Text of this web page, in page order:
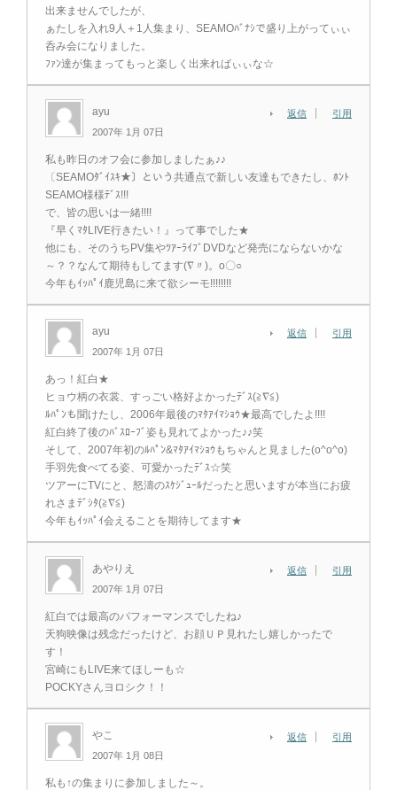
出来ませんでしたが、
ぁたしを入れ9人＋1人集まり、SEAMOﾊﾞﾅｼで盛り上がってぃぃ
呑み会になりました。
ﾌｧﾝ達が集まってもっと楽しく出来ればぃぃな☆
ayu
2007年 1月 07日
返信 引用
私も昨日のオフ会に参加しましたぁ♪♪
〔SEAMOﾀﾞｲｽｷ★〕という共通点で新しい友達もできたし、ﾎﾝﾄ
SEAMO様様ﾃﾞｽ!!!
で、皆の思いは一緒!!!!
『早くﾏﾀLIVE行きたい！』って事でした★
他にも、そのうちPV集やﾂｱｰﾗｲﾌﾞDVDなど発売にならないかな
～？？なんて期待もしてます(∇〃)。o〇○
今年もｲｯﾊﾟｲ鹿児島に来て欲シーモ!!!!!!!!
ayu
2007年 1月 07日
返信 引用
あっ！紅白★
ヒョウ柄の衣裳、すっごい格好よかったﾃﾞｽ(≧∇≦)
ﾙﾊﾟﾝも聞けたし、2006年最後のﾏﾀｱｲﾏｼｮｳ★最高でしたよ!!!!
紅白終了後のﾊﾞｽﾛｰﾌﾞ姿も見れてよかった♪♪笑
そして、2007年初のﾙﾊﾟﾝ&ﾏﾀｱｲﾏｼｮｳもちゃんと見ました(o^o^o)
手羽先食べてる姿、可愛かったﾃﾞｽ☆笑
ツアーにTVにと、怒濤のｽｹｼﾞｭｰﾙだったと思いますが本当にお疲
れさまﾃﾞｼﾀ(≧∇≦)
今年もｲｯﾊﾟｲ会えることを期待してます★
あやりえ
2007年 1月 07日
返信 引用
紅白では最高のパフォーマンスでしたね♪
天狗映像は残念だったけど、お顔ＵＰ見れたし嬉しかったで
す！
宮崎にもLIVE来てほしーも☆
POCKYさんヨロシク！！
やこ
2007年 1月 08日
返信 引用
私も↑の集まりに参加しました～。